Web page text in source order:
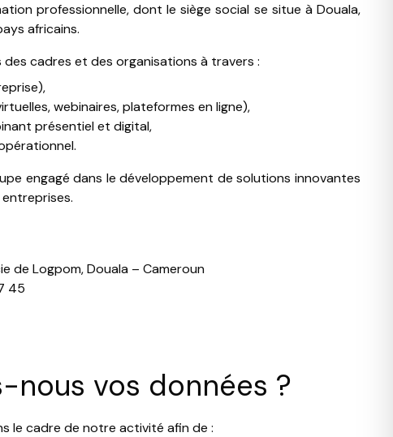
professionnelle, dont le siège social se situe à Douala,
africains.
cadres et des organisations à travers :
webinaires, plateformes en ligne),
présentiel et digital,
engagé dans le développement de solutions innovantes
de Logpom, Douala – Cameroun
45
nous vos données ?
le cadre de notre activité afin de :